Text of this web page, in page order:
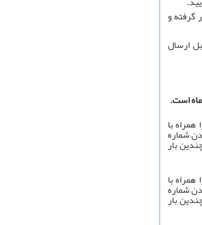
گرفته و
ارسال
با
شماره
بار
با
شماره
بار